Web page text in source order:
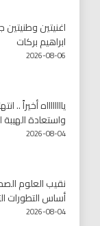
اغنيتين وطنيتين
ابراهيم بركات
2026-08-06
يااااااااه أخيراً
واستعادة
2026-08-04
نقيب العلوم
أساس التطورات
2026-08-04